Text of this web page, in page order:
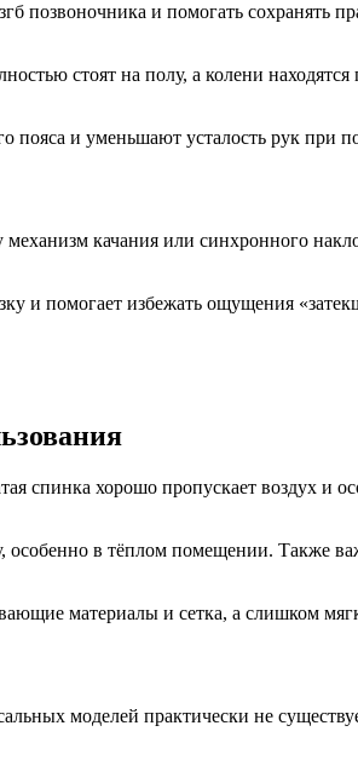
позвоночника и помогать сохранять
стоят на полу, а колени
и уменьшают усталость рук при
качания или синхронного
и помогает избежать ощущения
хорошо пропускает воздух и
особенно в тёплом помещении. Также
материалы и сетка, а слишком
моделей практически не